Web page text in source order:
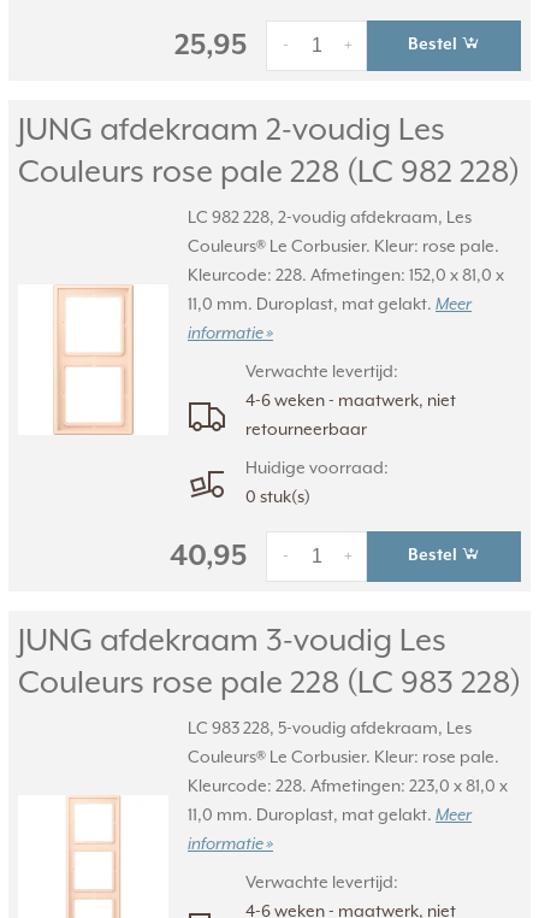
25,95 +
- Bestel
JUNG afdekraam 2-voudig Les
Couleurs rose pale 228 (LC 982 228)
LC 982 228, 2-voudig afdekraam, Les
Couleurs® Le Corbusier. Kleur: rose pale.
Kleurcode: 228. Afmetingen: 152,0 x 81,0 x
11,0 mm. Duroplast, mat gelakt. Meer
informatie »
Verwachte levertijd:
4-6 weken - maatwerk, niet
retourneerbaar
Huidige voorraad:
0 stuk(s)
40,95 +
- Bestel
JUNG afdekraam 3-voudig Les
Couleurs rose pale 228 (LC 983 228)
LC 983 228, 5-voudig afdekraam, Les
Couleurs® Le Corbusier. Kleur: rose pale.
Kleurcode: 228. Afmetingen: 223,0 x 81,0 x
11,0 mm. Duroplast, mat gelakt. Meer
informatie »
Verwachte levertijd:
4-6 weken - maatwerk, niet